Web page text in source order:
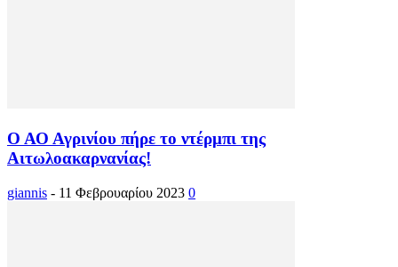
Ο ΑΟ Αγρινίου πήρε το ντέρμπι της
Αιτωλοακαρνανίας!
giannis - 11 Φεβρουαρίου 2023 0